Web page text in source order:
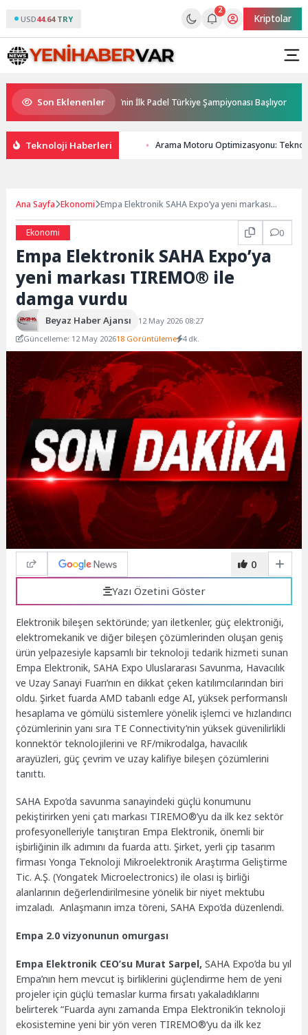
USD44.64 TRY
2
Kriptolar
Son Eklenenler
Türkiye’nin İlk Padel Türkiye Şampiyonası Başlıyor
Teknoloji Haberleri Arama Motoru Optimizasyonu:
Ana Sayfa Ekonomi Empa Elektronik SAHA Expo’ya yeni markası
Ekonomi
0
Empa Elektronik SAHA Expo’ya
yeni markası TIREMO® ile
damga vurdu
Beyaz Haber Ajansı
12 May 2026 08:27
Güncelleme: 12 May 202618 Görüntüleme 4 dk.
0
Yazı Özetini Göster
Elektronik bileşen sektöründe; yarı iletkenler, güç elektroniği,
elektromekanik ve diğer bileşen çözümlerinden oluşan geniş
ürün yelpazesiyle kapsamlı bir teknoloji tedarik hizmeti sunan
Empa Elektronik, SAHA Expo Uluslararası Savunma, Havacılık
ve Uzay Sanayi Fuarı’nın en dikkat çeken katılımcılarından biri
oldu. Şirket fuarda AMD tabanlı edge AI, yüksek performanslı
hesaplama ve gömülü sistemlere yönelik işlemci ve hızlandırıcı
çözümlerinin yanı sıra TE Connectivity’nin yüksek güvenilirlikli
konnektör teknolojilerini ve RF/mikrodalga, havacılık
arayüzleri, güç çevrim ve uzay kalifiye bileşen çözümlerini
tanıttı.
SAHA Expo’da savunma sanayindeki güçlü konumunu
pekiştirirken yeni çatı markası TIREMO®’yu da ilk kez sektör
profesyonelleriyle tanıştıran Empa Elektronik, önemli bir
işbirliğinin ilk adımını da fuarda attı. Şirket, yerli çip tasarım
firması Yonga Teknoloji Mikroelektronik Araştırma Geliştirme
Tic. A.Ş. (Yongatek Microelectronics) ile olası iş birliği
alanlarının değerlendirilmesine yönelik bir niyet mektubu
imzaladı. Anlaşmanın imza töreni, SAHA Expo’da düzenlendi.
Empa 2.0 vizyonunun omurgası
Empa Elektronik CEO’su Murat Sarpel,SAHA Expo’da bu yıl
Empa’nın hem mevcut iş birliklerini güçlendirme hem de yeni
projeler için güçlü temaslar kurma fırsatı yakaladıklarını
belirterek “Fuarda aynı zamanda Empa Elektronik’in teknoloji
ekosistemine yeni bir yön veren TIREMO®’yu da ilk kez